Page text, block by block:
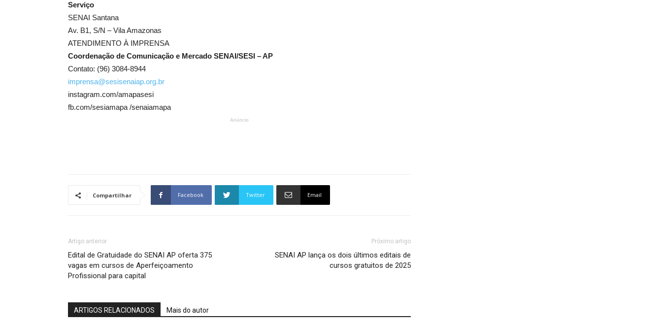
Serviço
SENAI Santana
Av. B1, S/N – Vila Amazonas
ATENDIMENTO À IMPRENSA
Coordenação de Comunicação e Mercado SENAI/SESI – AP
Contato: (96) 3084-8944
imprensa@sesisenaiap.org.br
instagram.com/amapasesi
fb.com/sesiamapa /senaiamapa
Anúncio
Compartilhar Facebook Twitter Email
Artigo anterior
Edital de Gratuidade do SENAI AP oferta 375
vagas em cursos de Aperfeiçoamento
Profissional para capital
Próximo artigo
SENAI AP lança os dois últimos editais de
cursos gratuitos de 2025
ARTIGOS RELACIONADOS Mais do autor